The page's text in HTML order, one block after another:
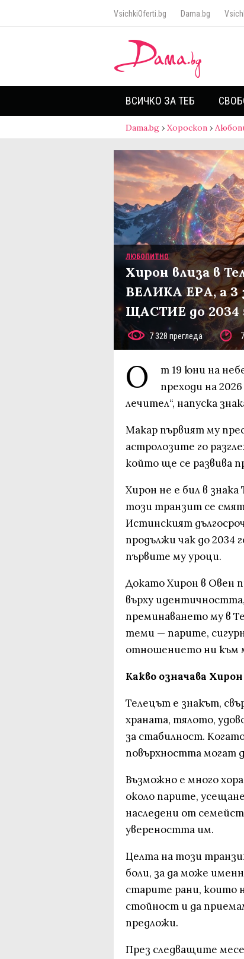
VsichkiOferti.bg Dama.bg
ВСИЧКО ЗА ТЕБ
Dama.bg › Хороскоп ›
ЛЮБОПИТНО
Хирон влиза в
ВЕЛИКА ЕРА, а 3
ЩАСТИЕ до 2034
7 328 прегледа
О
т 19 юни на
преходи на
лечител“, напуска
Макар първият му
астролозите го
който ще се развива
Хирон не е бил в
този транзит се
Истинският
продължи чак до 2034
първите му уроци.
Докато Хирон в Овен
върху
преминаването му в
теми — парите,
отношението ни към
Какво означава
Телецът е знакът,
храната, тялото,
за стабилност.
повърхността могат
Възможно е много
около парите,
наследени от
увереността им.
Целта на този
боли, за да може
старите рани, които
стойност и да
предложи.
През следващите